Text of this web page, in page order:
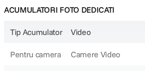
ACUMULATORI FOTO DEDICATI
Tip Acumulator Video
Pentru camera Camere Video